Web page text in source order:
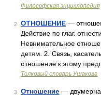
Философская энциклопедия
2 ОТНОШЕНИЕ —
Действие по глаг.
Невнимательное
детям. 2. Связь,
отношение к этому
Толковый словарь Ушакова
3 Отношение —